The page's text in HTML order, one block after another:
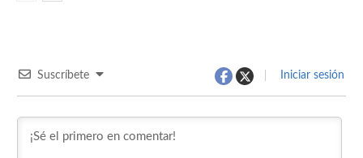
Suscríbete Iniciar sesión